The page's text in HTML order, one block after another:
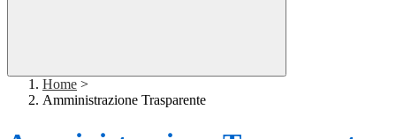
Home >
Amministrazione Trasparente